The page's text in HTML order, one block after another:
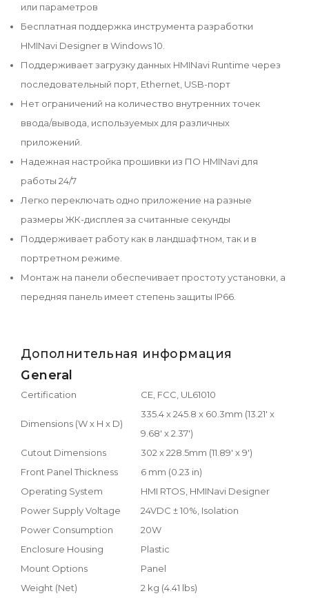
или параметров
Бесплатная поддержка инструмента разработки
HMINavi Designer в Windows 10.
Поддерживает загрузку данных HMINavi Runtime через
последовательный порт, Ethernet, USB-порт
Нет ограничений на количество внутренних точек
ввода/вывода, используемых для различных
приложений.
Надежная настройка прошивки из ПО HMINavi для
работы 24/7
Легко переключать одно приложение на разные
размеры ЖК-дисплея за считанные секунды
Поддерживает работу как в ландшафтном, так и в
портретном режиме.
Монтаж на панели обеспечивает простоту установки, а
передняя панель имеет степень защиты IP66.
Дополнительная информация
General
Certification CE, FCC, UL61010
Dimensions (W x H x D)
335.4 x 245.8 x 60.3mm (13.21' x
9.68' x 2.37')
Cutout Dimensions
302 x 228.5mm (11.89' x 9')
Front Panel Thickness
6 mm (0.23 in)
Operating System
HMI RTOS, HMINavi Designer
Power Supply Voltage
24VDC ± 10%, Isolation
Power Consumption
20W
Enclosure Housing
Plastic
Mount Options
Panel
Weight (Net)
2 kg (4.41 lbs)